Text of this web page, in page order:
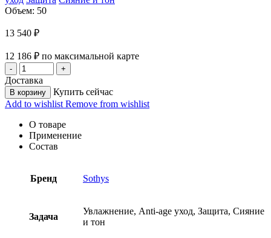
Объем: 50
13 540 ₽
12 186 ₽ по максимальной карте
Доставка
В корзину
Купить сейчас
Add to wishlist Remove from wishlist
О товаре
Применение
Состав
Бренд Sothys
Задача
Увлажнение, Anti-age уход, Защита, Сияние
и тон